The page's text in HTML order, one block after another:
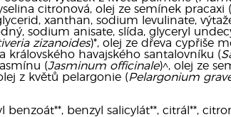
citronová, olej ze semínek pracaxi (
xanthan, sodium levulinate,
sodium anisate, slída, glyceryl
zizanoides)*, olej ze dřeva cypřiše
královského havajského santalovníku (
(Jasminum officinale)^, olej ze
z květů pelargonie (Pelargonium
benzyl salicylát**, citrál**,